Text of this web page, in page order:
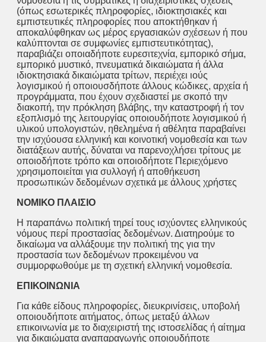
(όπως εσωτερικές πληροφορίες, ιδιοκτησιακές και
εμπιστευτικές πληροφορίες που αποκτήθηκαν ή
αποκαλύφθηκαν ως μέρος εργασιακών σχέσεων ή που
καλύπτονται σε συμφωνίες εμπιστευτικότητας),
παραβιάζει οποιαδήποτε ευρεσιτεχνία, εμπορικό σήμα,
εμπορικό μυστικό, πνευματικά δικαιώματα ή άλλα
ιδιοκτησιακά δικαιώματα τρίτων, περιέχει ιούς
λογισμικού ή οποιουσδήποτε άλλους κώδικες, αρχεία ή
προγράμματα, που έχουν σχεδιαστεί με σκοπό την
διακοπή, την πρόκληση βλάβης, την καταστροφή ή τον
εξοπλισμό της λειτουργίας οποιουδήποτε λογισμικού ή
υλικού υπολογιστών, ηθελημένα ή αθέλητα παραβαίνει
την ισχύουσα ελληνική και κοινοτική νομοθεσία και των
διατάξεων αυτής, δύναται να παρενοχλήσει τρίτους με
οποιοδήποτε τρόπο και οποιοδήποτε Περιεχόμενο
χρησιμοποιείται για συλλογή ή αποθήκευση
προσωπικών δεδομένων σχετικά με άλλους χρήστες
ΝΟΜΙΚΟ ΠΛΑΙΣΙΟ
Η παραπάνω πολιτική τηρεί τους ισχύοντες ελληνικούς
νόμους περί προστασίας δεδομένων. Διατηρούμε το
δικαίωμα να αλλάξουμε την πολιτική της για την
προστασία των δεδομένων προκειμένου να
συμμορφωθούμε με τη σχετική ελληνική νομοθεσία.
ΕΠΙΚΟΙΝΩΝΙΑ
Για κάθε είδους πληροφορίες, διευκρινίσεις, υποβολή
οποιουδήποτε αιτήματος, όπως μεταξύ άλλων
επικοινωνία με το διαχειριστή της ιστοσελίδας ή αίτημα
για δικαιώματα αναπαραγωγής οποιουδήποτε